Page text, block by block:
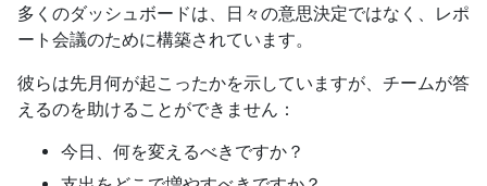
多くのダッシュボードは、日々の意思決定ではなく、レポ
ート会議のために構築されています。
彼らは先月何が起こったかを示していますが、チームが答
えるのを助けることができません：
今日、何を変えるべきですか？